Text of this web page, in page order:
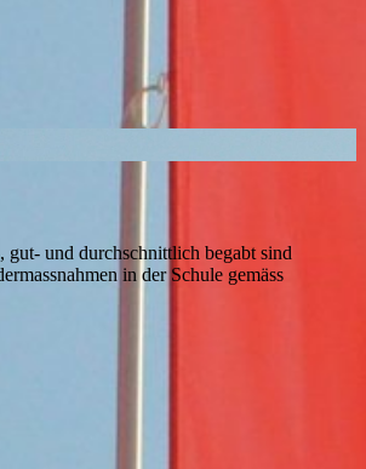
gut- und durchschnittlich begabt sind
in der Schule gemäss